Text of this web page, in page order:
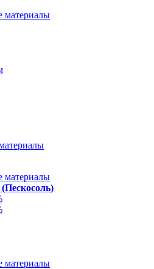
материалы
материалы
материалы